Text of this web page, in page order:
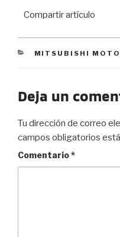
Compartir artículo
CATEGORIES
MITSUBISHI
Deja un
Tu dirección de correo
campos obligatorios
Comentario*